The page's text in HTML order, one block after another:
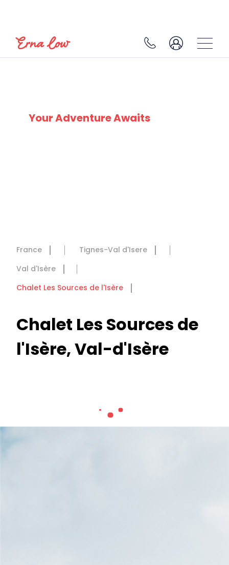
Your Adventure Awaits
France
Tignes-Val d'Isere
Val d'Isère
Chalet Les Sources de l'Isère
Chalet Les Sources de
l'Isère, Val-d'Isère